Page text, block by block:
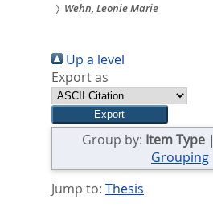
Sie
sind
hier:
Wehn, Leonie Marie
Up a level
Export as
Group by: Item Type|
Grouping
Jump to: Thesis